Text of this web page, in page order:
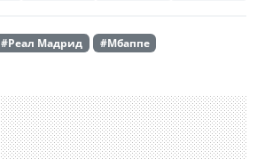
#Реал Мадрид #Мбаппе